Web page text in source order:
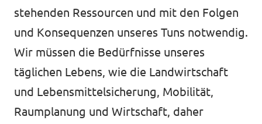
stehenden Ressourcen und mit den Folgen
und Konsequenzen unseres Tuns notwendig.
Wir müssen die Bedürfnisse unseres
täglichen Lebens, wie die Landwirtschaft
und Lebensmittelsicherung, Mobilität,
Raumplanung und Wirtschaft, daher